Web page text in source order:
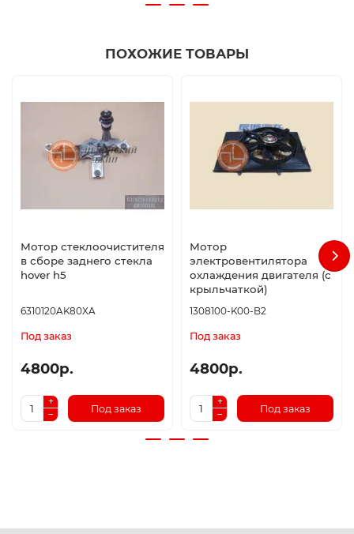
ПОХОЖИЕ ТОВАРЫ
Мотор стеклоочистителя
в сборе заднего стекла
hover h5
6310120AK80XA
Под заказ
4800р.
Под заказ
Мотор
электровентилятора
охлаждения двигателя (с
крыльчаткой)
1308100-K00-B2
Под заказ
4800р.
Под заказ